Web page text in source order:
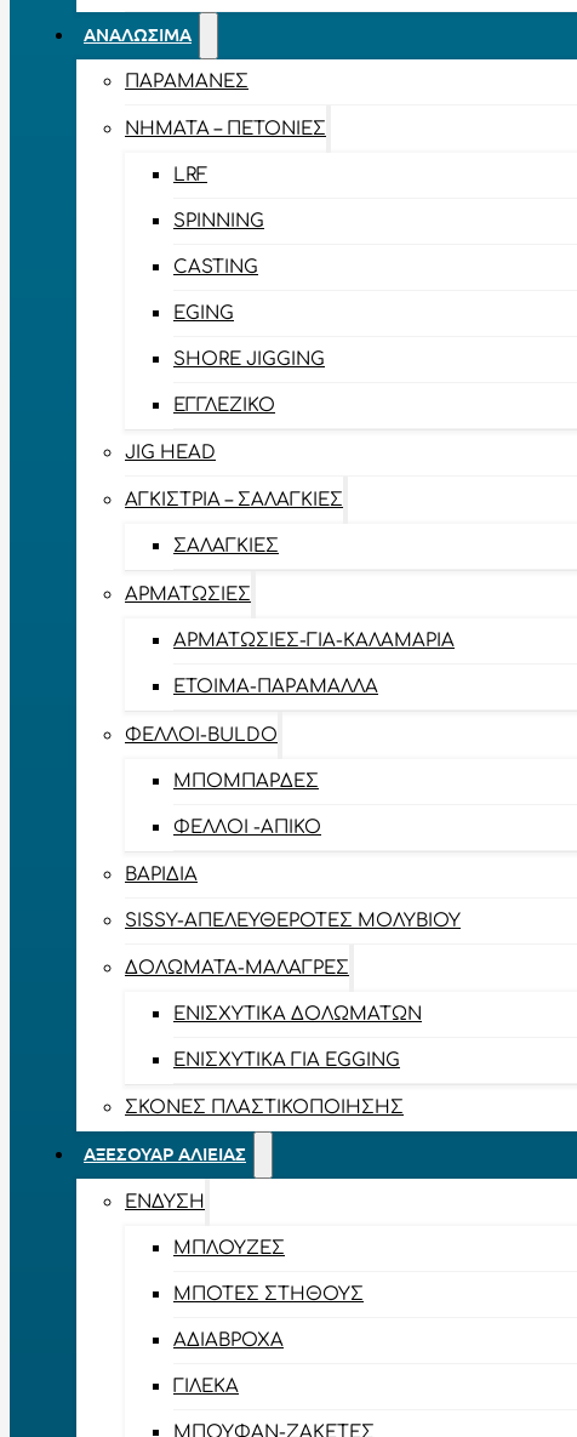
ΑΝΑΛΏΣΙΜΑ
ΠΑΡΑΜΆΝΕΣ
ΝΉΜΑΤΑ – ΠΕΤΟΝΙΈΣ
LRF
SPINNING
CASTING
EGING
SHORE JIGGING
ΕΓΓΛΈΖΙΚΟ
JIG HEAD
ΑΓΚΊΣΤΡΙΑ – ΣΑΛΑΓΚΙΈΣ
ΣΑΛΑΓΚΙΈΣ
ΑΡΜΑΤΩΣΙΈΣ
ΑΡΜΑΤΩΣΙΈΣ-ΓΙΑ-ΚΑΛΑΜΆΡΙΑ
ΈΤΟΙΜΑ-ΠΑΡΆΜΑΛΛΑ
ΦΕΛΛΟΊ-BULDO
ΜΠΟΜΠΆΡΔΕΣ
ΦΕΛΛΟΊ -ΑΠΊΚΟ
ΒΑΡΊΔΙΑ
SISSY-ΑΠΕΛΕΥΘΕΡΟΤΈΣ ΜΟΛΥΒΙΟΎ
ΔΟΛΏΜΑΤΑ-ΜΑΛΆΓΡΕΣ
ΕΝΙΣΧΥΤΙΚΆ ΔΟΛΩΜΆΤΩΝ
ΕΝΙΣΧΥΤΙΚΆ ΓΙΑ EGGING
ΣΚΌΝΕΣ ΠΛΑΣΤΙΚΟΠΟΊΗΣΗΣ
ΑΞΕΣΟΥΆΡ ΑΛΙΕΊΑΣ
ΈΝΔΥΣΗ
ΜΠΛΟΎΖΕΣ
ΜΠΌΤΕΣ ΣΤΉΘΟΥΣ
ΑΔΙΆΒΡΟΧΑ
ΓΙΛΈΚΑ
ΜΠΟΥΦΆΝ-ΖΑΚΈΤΕΣ